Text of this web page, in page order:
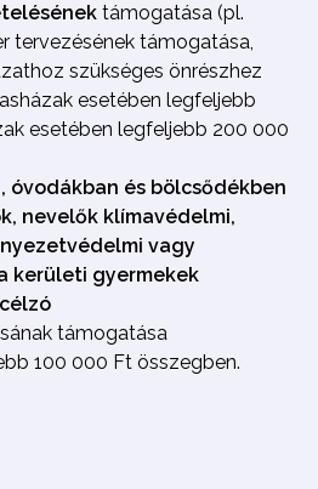
támogatása (pl.
tervezésének támogatása,
szükséges önrészhez
esetében legfeljebb
esetében legfeljebb 200 000
óvodákban és bölcsődékben
nevelők klímavédelmi,
vagy
kerületi gyermekek
támogatása
100 000 Ft összegben.